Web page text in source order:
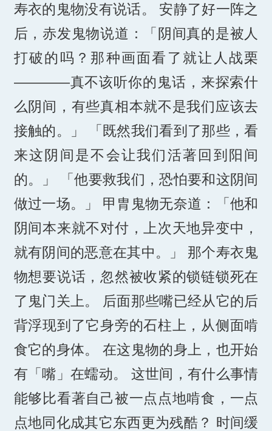
寿衣的鬼物没有说话。 安静了好一阵之
后，赤发鬼物说道：「阴间真的是被人
打破的吗？那种画面看了就让人战栗
————真不该听你的鬼话，来探索什
么阴间，有些真相本就不是我们应该去
接触的。」 「既然我们看到了那些，看
来这阴间是不会让我们活著回到阳间
的。」 「他要救我们，恐怕要和这阴间
做过一场。」 甲胄鬼物无奈道：「他和
阴间本来就不对付，上次天地异变中，
就有阴间的恶意在其中。」 那个寿衣鬼
物想要说话，忽然被收紧的锁链锁死在
了鬼门关上。 后面那些嘴已经从它的后
背浮现到了它身旁的石柱上，从侧面啃
食它的身体。 在这鬼物的身上，也开始
有「嘴」在蠕动。 这世间，有什么事情
能够比看著自己被一点点地啃食，一点
点地同化成其它东西更为残酷？ 时间缓